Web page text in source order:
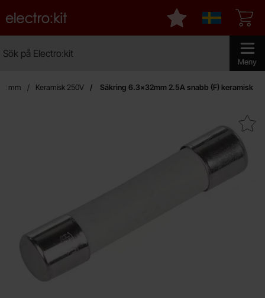
Meny
Startsidan för Electro:kit
Sverige
Mina favoriter
mm Keramisk 250V Säkring 6.3x32mm 2.5A snabb (F) keramisk
Makera säkring 6.3x32mm 2.5A